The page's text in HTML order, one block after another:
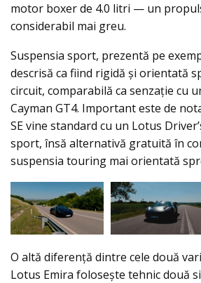
motor boxer de 4.0 litri — un
considerabil mai greu.
Suspensia sport, prezentă pe
descrisă ca fiind rigidă și orientată
circuit, comparabilă ca senzație cu
Cayman GT4. Important este de
SE vine standard cu un Lotus
sport, însă alternativă gratuită în
suspensia touring mai orientată
O altă diferență dintre cele două
Lotus Emira folosește tehnic două